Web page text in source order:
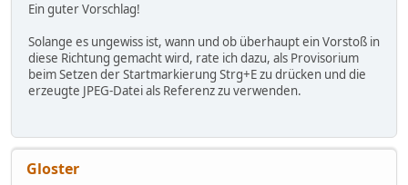
Ein guter Vorschlag!
Solange es ungewiss ist, wann und ob überhaupt ein Vorstoß in
diese Richtung gemacht wird, rate ich dazu, als Provisorium
beim Setzen der Startmarkierung Strg+E zu drücken und die
erzeugte JPEG-Datei als Referenz zu verwenden.
Gloster